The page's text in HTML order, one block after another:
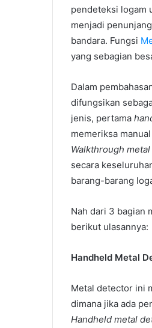
pendeteksi logam
menjadi
bandara. Fungsi
yang sebagian
Dalam
difungsikan
jenis, pertama
memeriksa
Walkthrough
secara
barang-barang
Nah dari 3 bagian
berikut ulasannya:
Handheld Metal
Metal detector ini
dimana jika ada
Handheld metal